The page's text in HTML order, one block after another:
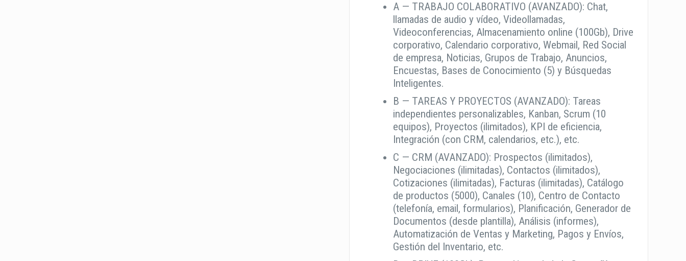
A — TRABAJO COLABORATIVO (AVANZADO): Chat,
llamadas de audio y vídeo, Videollamadas,
Videoconferencias, Almacenamiento online (100Gb), Drive
corporativo, Calendario corporativo, Webmail, Red Social
de empresa, Noticias, Grupos de Trabajo, Anuncios,
Encuestas, Bases de Conocimiento (5) y Búsquedas
Inteligentes.
B — TAREAS Y PROYECTOS (AVANZADO): Tareas
independientes personalizables, Kanban, Scrum (10
equipos), Proyectos (ilimitados), KPI de eficiencia,
Integración (con CRM, calendarios, etc.), etc.
C — CRM (AVANZADO): Prospectos (ilimitados),
Negociaciones (ilimitadas), Contactos (ilimitados),
Cotizaciones (ilimitadas), Facturas (ilimitadas), Catálogo
de productos (5000), Canales (10), Centro de Contacto
(telefonía, email, formularios), Planificación, Generador de
Documentos (desde plantilla), Análisis (informes),
Automatización de Ventas y Marketing, Pagos y Envíos,
Gestión del Inventario, etc.